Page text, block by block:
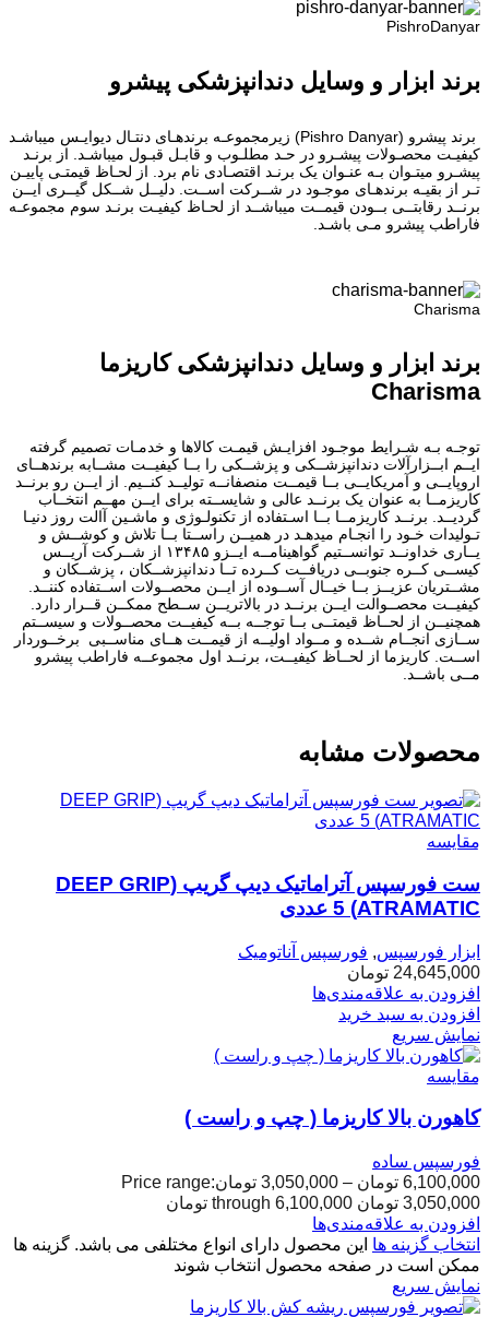
PishroDanyar
برند ابزار و وسایل دندانپزشکی پیشرو
برند پیشرو (Pishro Danyar) زیرمجموعـه برندهـای دنتـال دیوایـس میباشـد
کیفیـت محصـولات پیشـرو در حـد مطلـوب و قابـل قبـول میباشـد. از برنـد
پیشـرو میتـوان بـه عنـوان یک برنـد اقتصـادی نام برد. از لحـاظ قیمتـی پاییـن
تـر از بقیـه برندهـای موجـود در شــرکت اســت. دلیــل شــکل گیــری ایــن
برنــد رقابتــی بــودن قیمــت میباشــد از لحـاظ کیفیـت برنـد سوم مجموعـه
فاراطب پیشرو مـی باشـد.
Charisma
برند ابزار و وسایل دندانپزشکی کاریزما
Charisma
توجـه بـه شـرایط موجـود افزایـش قیمـت کالاها و خدمـات تصمیم گرفته
ایــم ابــزارآلات دندانپزشــکی و پزشــکی را بــا کیفیــت مشــابه برندهــای
اروپایــی و آمریکایــی بــا قیمــت منصفانــه تولیــد کنــیم. از ایــن رو برنــد
کاریزمــا به عنوان یک برنــد عالی و شایســته برای ایــن مهــم انتخــاب
گردیــد. برنــد کاریزمــا بــا اسـتفاده از تکنولـوژی و ماشـین آالت روز دنیـا
تـولیدات خـود را انجـام میدهـد در همیــن راســتا بــا تلاش و کوشــش و
یــاری خداونــد توانســتیم گواهینامــه ایــزو ۱۳۴۸۵ از شــرکت آریــس
کیســی کــره جنوبــی دریافــت کــرده تــا دندانپزشــکان ، پزشــکان و
مشــتریان عزیــز بــا خیــال آســوده از ایــن محصــولات اســتفاده کننــد.
کیفیــت محصــوالت ایــن برنــد در بالاتریــن ســطح ممکــن قــرار دارد.
همچنیــن از لحــاظ قیمتــی بــا توجــه بــه کیفیــت محصــولات و سیســتم
ســازی انجــام شــده و مــواد اولیــه از قیمــت هــای مناســبی برخــوردار
اســت. کاریزما از لحــاظ کیفیــت، برنــد اول مجموعــه فاراطب پیشرو
مــی باشــد.
محصولات مشابه
مقایسه
ست فورسپس آتراماتیک دیپ گریپ (DEEP GRIP
ATRAMATIC) 5 عددی
ابزار فورسپس, فورسپس آناتومیک
24,645,000 تومان
افزودن به علاقه‌مندی‌ها
افزودن به سبد خرید
نمایش سریع
مقایسه
کاهورن بالا کاریزما ( چپ و راست )
فورسپس ساده
6,100,000 تومان –
3,050,000 تومانPrice range:
3,050,000 تومان through 6,100,000 تومان
افزودن به علاقه‌مندی‌ها
انتخاب گزینه ها این محصول دارای انواع مختلفی می باشد. گزینه ها
ممکن است در صفحه محصول انتخاب شوند
نمایش سریع